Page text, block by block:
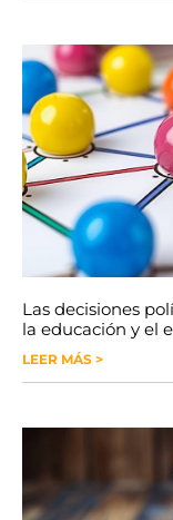
Las decisiones
la educación y el
LEER MÁS >